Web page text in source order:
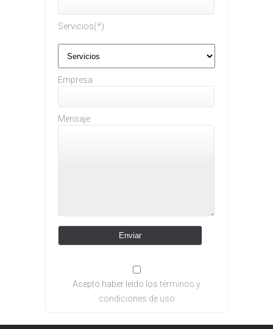
Servicios(*)
Empresa
Mensaje
Acepto haber leído los términos y
condiciones de uso